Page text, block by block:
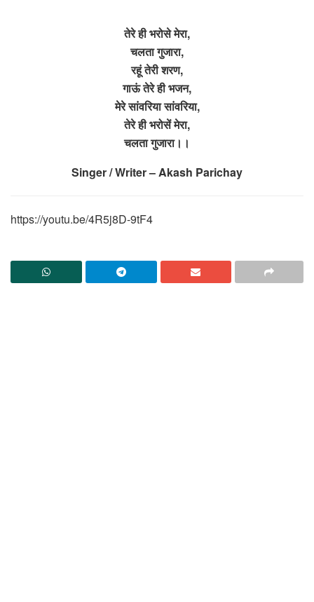
तेरे ही भरोसे मेरा,
चलता गुजारा,
रहूं तेरी शरण,
गाऊं तेरे ही भजन,
मेरे सांवरिया सांवरिया,
तेरे ही भरोसें मेरा,
चलता गुजारा।।
Singer / Writer – Akash Parichay
https://youtu.be/4R5j8D-9tF4